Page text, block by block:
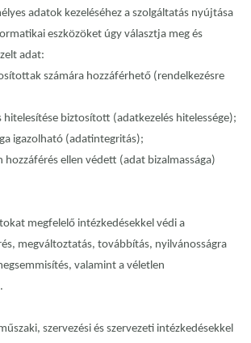
adatok kezeléséhez a szolgáltatás nyújtása
eszközöket úgy választja meg és
adat:
számára hozzáférhető (rendelkezésre
hitelesítése biztosított (adatkezelés hitelessége);
igazolható (adatintegritás);
hozzáférés ellen védett (adat bizalmassága)
megfelelő intézkedésekkel védi a
megváltoztatás, továbbítás, nyilvánosságra
valamint a véletlen
szervezési és szervezeti intézkedésekkel